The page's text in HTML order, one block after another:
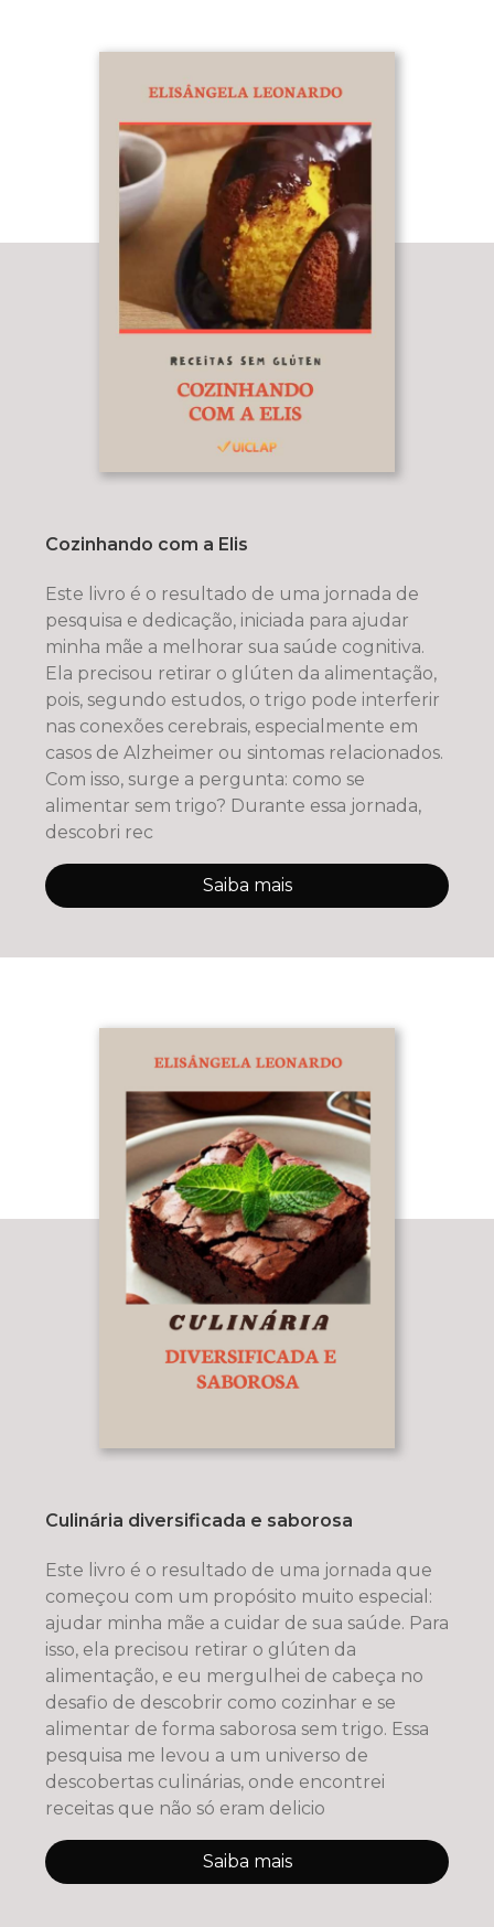
Cozinhando com a Elis
Este livro é o resultado de uma jornada de
pesquisa e dedicação, iniciada para ajudar
minha mãe a melhorar sua saúde cognitiva.
Ela precisou retirar o glúten da alimentação,
pois, segundo estudos, o trigo pode interferir
nas conexões cerebrais, especialmente em
casos de Alzheimer ou sintomas relacionados.
Com isso, surge a pergunta: como se
alimentar sem trigo? Durante essa jornada,
descobri rec
Saiba mais
Culinária diversificada e saborosa
Este livro é o resultado de uma jornada que
começou com um propósito muito especial:
ajudar minha mãe a cuidar de sua saúde. Para
isso, ela precisou retirar o glúten da
alimentação, e eu mergulhei de cabeça no
desafio de descobrir como cozinhar e se
alimentar de forma saborosa sem trigo. Essa
pesquisa me levou a um universo de
descobertas culinárias, onde encontrei
receitas que não só eram delicio
Saiba mais